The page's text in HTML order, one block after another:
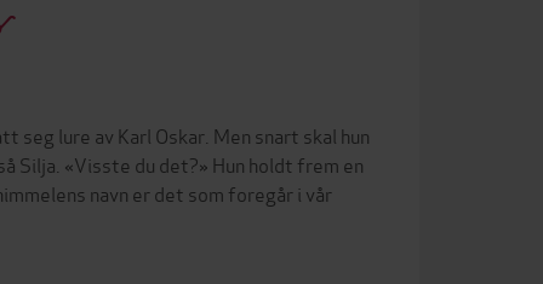
seg lure av Karl Oskar. Men snart skal hun
Silja. «Visste du det?» Hun holdt frem en
navn er det som foregår i vår